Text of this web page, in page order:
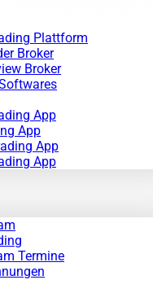
Plattform
Broker
Broker
App
App
App
App
Termine